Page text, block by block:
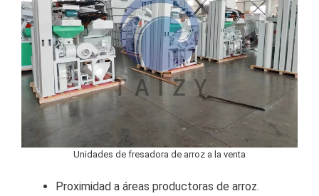
Unidades de fresadora de arroz a la venta
Proximidad a áreas productoras de arroz.